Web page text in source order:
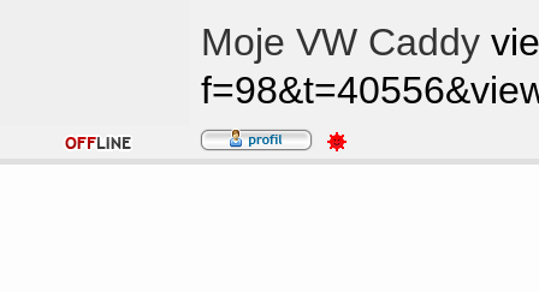
Moje VW Caddy